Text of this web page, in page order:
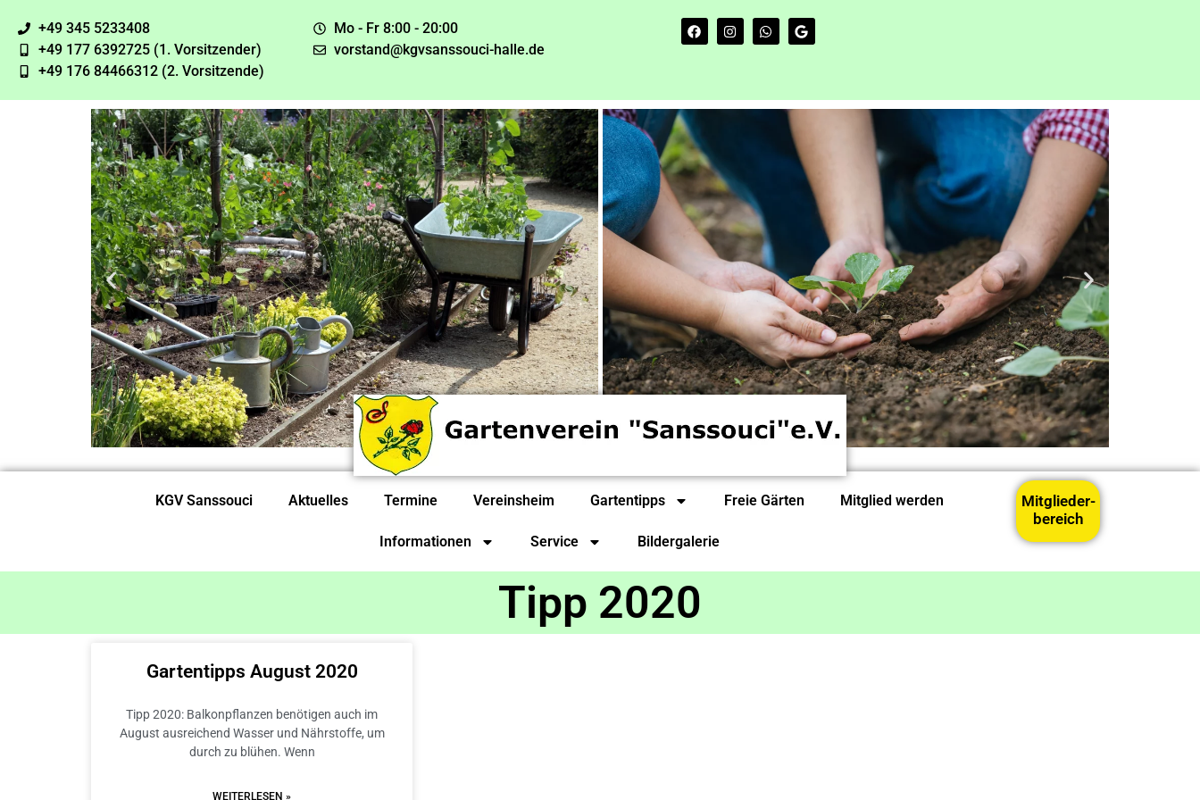
+49 345 5233408
+49 177 6392725 (1. Vorsitzender)
+49 176 84466312 (2. Vorsitzende)
Mo - Fr 8:00 - 20:00
vorstand@kgvsanssouci-halle.de
KGV Sanssouci Aktuelles Termine Vereinsheim Gartentipps Freie Gärten Mitglied werden
Informationen Service Bildergalerie
Mitglieder-
bereich
Tipp 2020
Gartentipps August 2020
Tipp 2020: Balkonpflanzen benötigen auch im
August ausreichend Wasser und Nährstoffe, um
durch zu blühen. Wenn
WEITERLESEN »